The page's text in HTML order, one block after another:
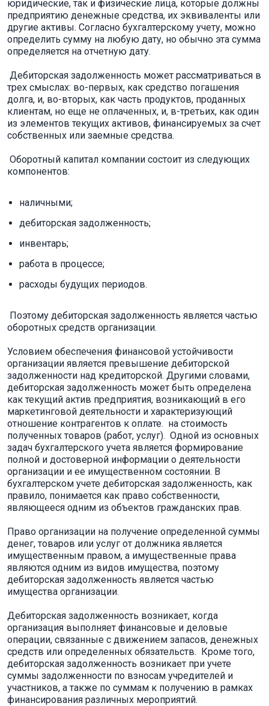
юридические, так и физические лица, которые должны
предприятию денежные средства, их эквиваленты или
другие активы. Согласно бухгалтерскому учету, можно
определить сумму на любую дату, но обычно эта сумма
определяется на отчетную дату.
Дебиторская задолженность может рассматриваться в
трех смыслах: во-первых, как средство погашения
долга, и, во-вторых, как часть продуктов, проданных
клиентам, но еще не оплаченных, и, в-третьих, как один
из элементов текущих активов, финансируемых за счет
собственных или заемные средства.
Оборотный капитал компании состоит из следующих
компонентов:
наличными;
дебиторская задолженность;
инвентарь;
работа в процессе;
расходы будущих периодов.
Поэтому дебиторская задолженность является частью
оборотных средств организации.
Условием обеспечения финансовой устойчивости
организации является превышение дебиторской
задолженности над кредиторской. Другими словами,
дебиторская задолженность может быть определена
как текущий актив предприятия, возникающий в его
маркетинговой деятельности и характеризующий
отношение контрагентов к оплате. на стоимость
полученных товаров (работ, услуг). Одной из основных
задач бухгалтерского учета является формирование
полной и достоверной информации о деятельности
организации и ее имущественном состоянии. В
бухгалтерском учете дебиторская задолженность, как
правило, понимается как право собственности,
являющееся одним из объектов гражданских прав.
Право организации на получение определенной суммы
денег, товаров или услуг от должника является
имущественным правом, а имущественные права
являются одним из видов имущества, поэтому
дебиторская задолженность является частью
имущества организации.
Дебиторская задолженность возникает, когда
организация выполняет финансовые и деловые
операции, связанные с движением запасов, денежных
средств или определенных обязательств. Кроме того,
дебиторская задолженность возникает при учете
суммы задолженности по взносам учредителей и
участников, а также по суммам к получению в рамках
финансирования различных мероприятий.